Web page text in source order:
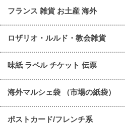
フランス 雑貨 お土産 海外
ロザリオ・ルルド・教会雑貨
味紙 ラベル チケット 伝票
海外マルシェ袋 （市場の紙袋）
ポストカード/フレンチ系